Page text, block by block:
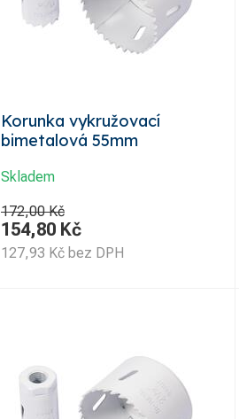
Korunka vykružovací
bimetalová 55mm
Skladem
172,00 Kč
154,80 Kč
127,93 Kč bez DPH